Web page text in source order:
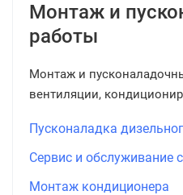
Монтаж и
работы
Монтаж и
вентиляции,
Пусконаладка
Сервис и обслуживание
Монтаж кондиционера